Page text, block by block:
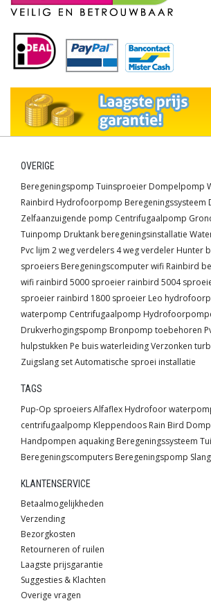
OVERIGE
Beregeningspomp Tuinsproeier Dompelpomp
Rainbird Hydrofoorpomp Beregeningssysteem
Zelfaanzuigende pomp Centrifugaalpomp
Tuinpomp Druktank beregeningsinstallatie
Pvc lijm 2 weg verdelers 4 weg verdeler Hunter
sproeiers Beregeningscomputer wifi Rainbird
wifi rainbird 5000 sproeier rainbird 5004
sproeier rainbird 1800 sproeier Leo
waterpomp Centrifugaalpomp
Drukverhogingspomp Bronpomp toebehoren
hulpstukken Pe buis waterleidingVerzonken
Zuigslang setAutomatische sproei installatie
TAGS
Pup-Op sproeiersAlfaflex Hydrofoor
centrifugaalpomp Kleppendoos Rain Bird
Handpompen aquaking Beregeningssysteem
Beregeningscomputers Beregeningspomp
KLANTENSERVICE
Betaalmogelijkheden
Verzending
Bezorgkosten
Retourneren of ruilen
Laagste prijsgarantie
Suggesties & Klachten
Overige vragen